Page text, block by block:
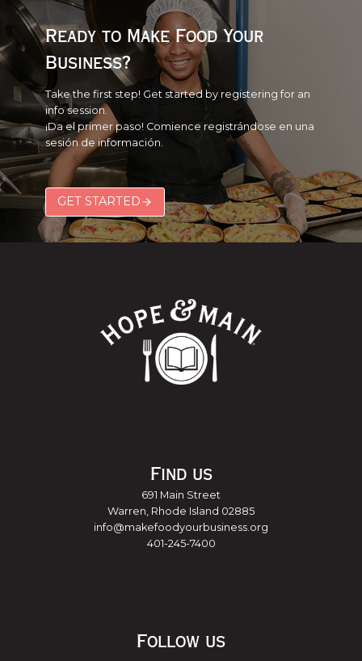
Ready to Make Food Your
Business?
Take the first step! Get started by registering for an
info session.
¡Da el primer paso! Comience registrándose en una
sesión de información.
GET STARTED
Find us
691 Main Street
Warren, Rhode Island 02885
info@makefoodyourbusiness.org
401-245-7400
Follow us